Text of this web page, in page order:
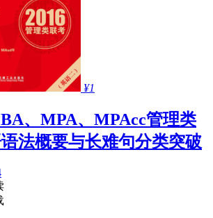
¥1
、MPA、MPAcc管理类
法概要与长难句分类突破